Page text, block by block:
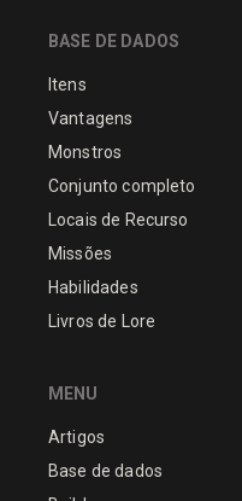
BASE DE DADOS
Itens
Vantagens
Monstros
Conjunto completo
Locais de Recurso
Missões
Habilidades
Livros de Lore
MENU
Artigos
Base de dados